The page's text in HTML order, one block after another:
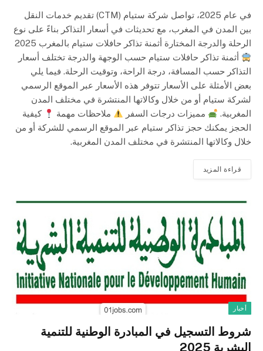
في عام 2025، تواصل شركة ستيام (CTM) تقديم خدمات النقل
بين المدن في المغرب، مع تحديثات في أسعار التذاكر بناءً على نوع
الرحلة والدرجة المختارة أثمنة تذاكر حافلات ستيام بالمغرب 2025
أثمنة تذاكر حافلات ستيام حسب الوجهة والدرجة تختلف أسعار
التذاكر حسب المسافة، درجة الراحة، وتوقيت الرحلة. فيما يلي
بعض الأمثلة على الأسعار تتوفر هذه الأسعار عبر الموقع الرسمي
لشركة ستيام أو من خلال وكالاتها المنتشرة في مختلف المدن
المغربية.
مميزات درجات السفر ملاحظات مهمة
كيفية
الحجز يمكنك حجز تذاكر ستيام عبر الموقع الرسمي للشركة أو من
خلال وكالاتها المنتشرة في مختلف المدن المغربية.
قراءة المزيد
أخبار
شروط التسجيل في المبادرة الوطنية للتنمية
البشرية 2025